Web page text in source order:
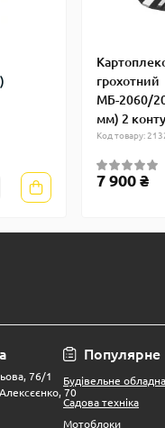
грохотний
МБ-2060/
мм) 2
Код товару:
7 900 ₴
76/1
70
Популярне
Будівельне
Садова техніка
Мотоблоки